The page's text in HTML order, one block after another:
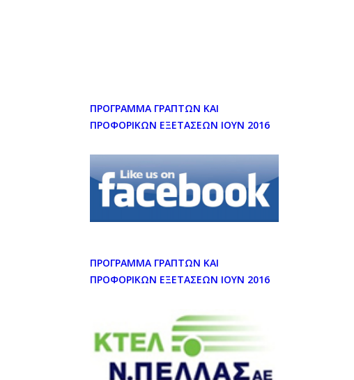
ΠΡΟΓΡΑΜΜΑ ΓΡΑΠΤΩΝ ΚΑΙ
ΠΡΟΦΟΡΙΚΩΝ ΕΞΕΤΑΣΕΩΝ ΙΟΥΝ 2016
ΠΡΟΓΡΑΜΜΑ ΓΡΑΠΤΩΝ ΚΑΙ
ΠΡΟΦΟΡΙΚΩΝ ΕΞΕΤΑΣΕΩΝ ΙΟΥΝ 2016